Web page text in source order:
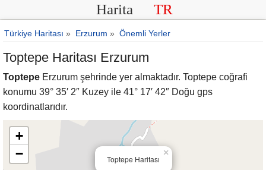
Harita TR
Türkiye Haritası » Erzurum » Önemli Yerler
Toptepe Haritası Erzurum
Toptepe Erzurum şehrinde yer almaktadır. Toptepe coğrafi
konumu 39° 35′ 2″ Kuzey ile 41° 17′ 42″ Doğu gps
koordinatlarıdır.
Toptepe Haritası
×
+
−